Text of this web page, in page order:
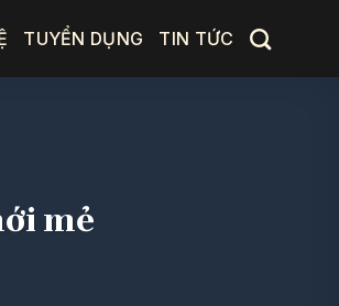
TUYỂN DỤNG TIN TỨC
mẻ